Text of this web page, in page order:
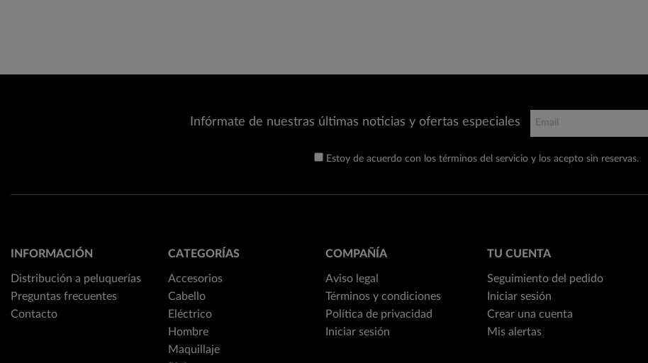
Infórmate de nuestras últimas noticias y ofertas especiales
Estoy de acuerdo con los términos del servicio y los acepto sin reservas.
INFORMACIÓN
Distribución a peluquerías
Preguntas frecuentes
Contacto
CATEGORÍAS
Accesorios
Cabello
Eléctrico
Hombre
Maquillaje
COMPAÑÍA
Aviso legal
Términos y condiciones
Política de privacidad
Iniciar sesión
TU CUENTA
Seguimiento del pedido
Iniciar sesión
Crear una cuenta
Mis alertas